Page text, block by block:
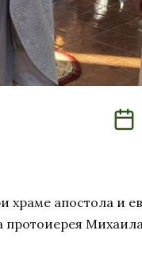
апостола и
протоиерея